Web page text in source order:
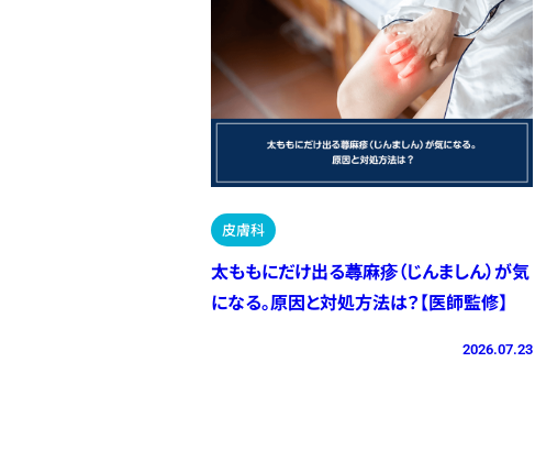
皮膚科
太ももにだけ出る蕁麻疹（じんましん）が気
になる。原因と対処方法は？【医師監修】
2026.07.23